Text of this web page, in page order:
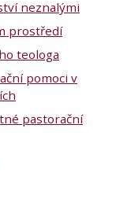
neznalými
prostředí
teologa
pomoci v
pastorační